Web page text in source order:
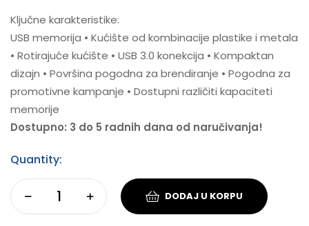
Ključne karakteristike:
USB memorija • Kućište od kombinacije plastike i metala
• Rotirajuće kućište • USB 3.0 konekcija • Kompaktan
dizajn • Površina pogodna za brendiranje • Pogodna za
promotivne kampanje • Dostupni različiti kapaciteti
memorije
Dostupno: 3 do 5 radnih dana od naručivanja!
Quantity:
DODAJ U KORPU